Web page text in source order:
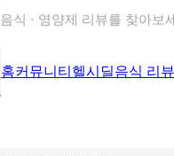
칼로리와 영양성분을 검색해
홈커뮤니티 헬시딜음식 리뷰